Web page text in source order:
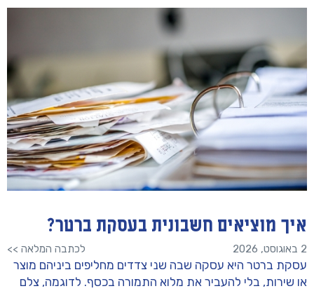
איך מוציאים חשבונית בעסקת ברטר?
2 באוגוסט, 2026 לכתבה המלאה >>
עסקת ברטר היא עסקה שבה שני צדדים מחליפים ביניהם מוצר
או שירות, בלי להעביר את מלוא התמורה בכסף. לדוגמה, צלם